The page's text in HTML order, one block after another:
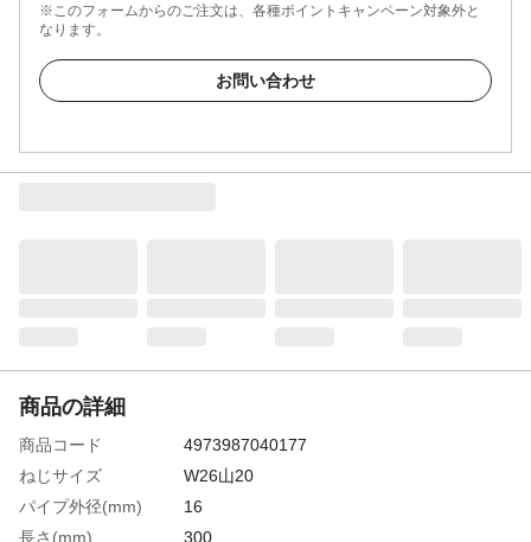
※このフォームからのご注文は、各種ポイントキャンペーン対象外と
なります。
お問い合わせ
商品の詳細
商品コード
4973987040177
ねじサイズ
W26山20
パイプ外径(mm)
16
長さ(mm)
300